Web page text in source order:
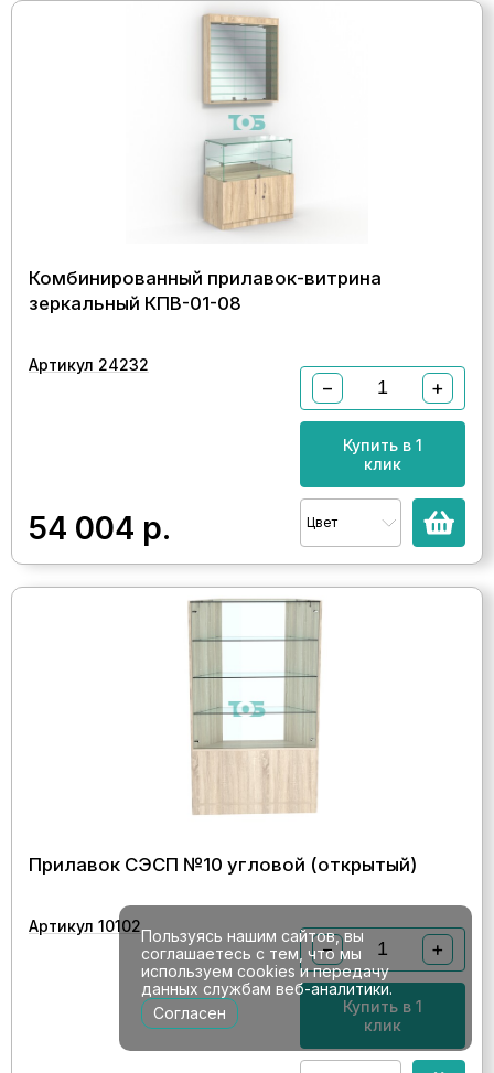
Комбинированный прилавок-витрина
зеркальный КПВ-01-08
Артикул 24232
54 004 р.
− +
Купить в 1
клик
Цвет
Прилавок СЭСП №10 угловой (открытый)
Артикул 10102
− +
Купить в 1
клик
Пользуясь нашим сайтов, вы
соглашаетесь с тем, что мы
используем cookies и передачу
данных службам веб-аналитики.
Согласен